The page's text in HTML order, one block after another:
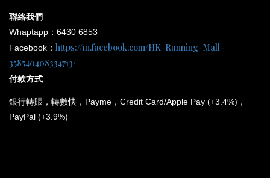
聯絡我們
Whaptapp：6430 6853
Facebook： https://m.facebook.com/HK-Running-Mall-
358540408334713/
付款方式
銀行轉賬，轉數快，Payme，Credit Card/Apple Pay (+3.4%)，
PayPal (+3.9%)